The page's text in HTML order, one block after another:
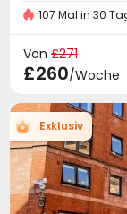
Schnellrestaurant
Freunde

Elektronische
Paketannahme


Aufzug 
Drahtloses
Lounge für
107 Mal in 30
Von £271
£260/Woche
Exklusiv